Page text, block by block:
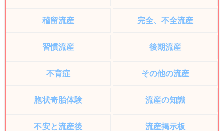
稽留流産 完全、不全流産
習慣流産 後期流産
不育症 その他の流産
胞状奇胎体験 流産の知識
不安と流産後 流産掲示板